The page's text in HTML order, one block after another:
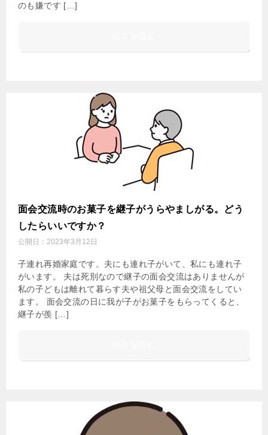
のも嫌です […]
面会交流時のお菓子を継子がうらやましがる。どう
したらいいですか？
公開日： 2023年3月12日
子連れ再婚家庭です。夫にも連れ子がいて、私にも連れ子
がいます。 夫は死別なので継子の面会交流はありませんが
私の子どもは離れて暮らす夫や祖父母と面会交流をしてい
ます。 面会交流の日に我が子がお菓子をもらってくると、
継子が羨 […]